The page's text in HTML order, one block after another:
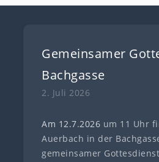
Gemeinsamer
Bachgasse
2. Juli 2026
Am 12.7.2026 um 11 Uhr
Auerbach in der
gemeinsamer